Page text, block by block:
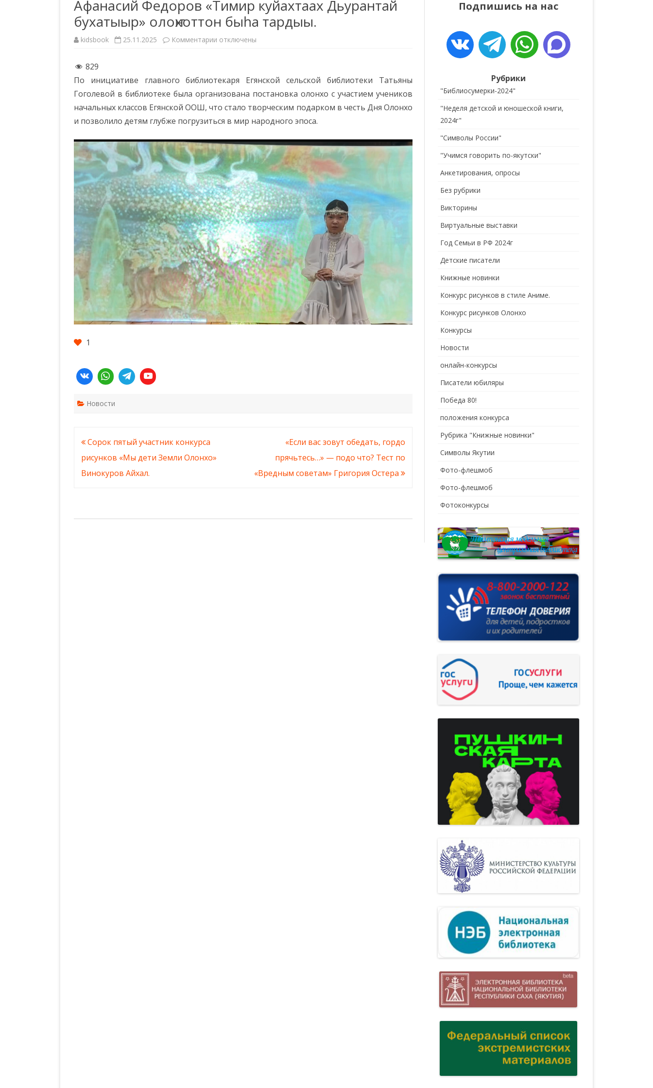
ПРОТИВОДЕЙСТВИЮ
ГРОМКИЕ ЧТЕНИЯ
ОБРАТНАЯ СВЯЗЬ
РЕГИСТРАЦИЯ
Афанасий Федоров «Тимир куйахтаах Дьурантай
бухатыыр» олоҥхоттон быһа тардыы.
kidsbook 25.11.2025 Комментарии к
Дьурантай
бухатыыр»
олоҥхоттон
тардыы.
отключены
829
По инициативе главного библиотекаря Егянской сельской библиотеки Татьяны
Гоголевой в библиотеке была организована постановка олонхо с участием учеников
начальных классов Егянской ООШ, что стало творческим подарком в честь Дня Олонхо
и позволило детям глубже погрузиться в мир народного эпоса.
1
Новости
Навигация
по
записям
Сорок пятый участник конкурса
рисунков «Мы дети Земли Олонхо»
Винокуров Айхал.
«Если вас зовут обедать, гордо
прячьтесь…» — подо что? Тест по
«Вредным советам» Григория Остера
Подпишись на нас
Рубрики
"Библиосумерки-2024"
"Неделя детской и юношеской книги,
2024г"
"Символы России"
"Учимся говорить по-якутски"
Анкетирования, опросы
Без рубрики
Викторины
Виртуальные выставки
Год Семьи в РФ 2024г
Детские писатели
Книжные новинки
Конкурс рисунков в стиле Аниме.
Конкурс рисунков Олонхо
Конкурсы
Новости
онлайн-конкурсы
Писатели юбиляры
Победа 80!
положения конкурса
Рубрика "Книжные новинки"
Символы Якутии
Фото-флешмоб
Фото-флешмоб
Фотоконкурсы